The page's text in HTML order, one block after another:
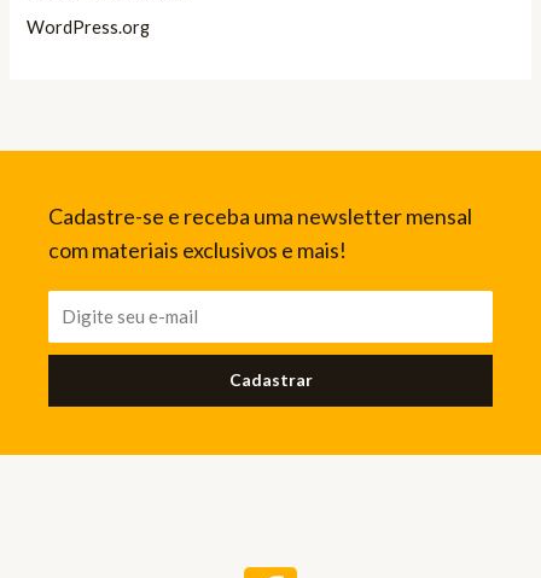
WordPress.org
Cadastre-se e receba uma newsletter mensal
com materiais exclusivos e mais!
Cadastrar